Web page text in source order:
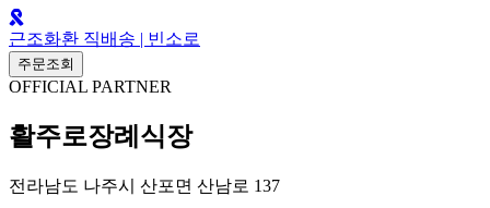
근조화환 직배송 | 빈소로
주문조회
OFFICIAL PARTNER
활주로장례식장
전라남도 나주시 산포면 산남로 137